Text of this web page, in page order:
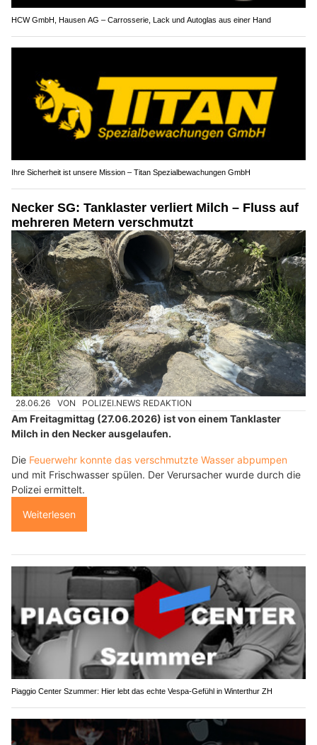
HCW GmbH, Hausen AG – Carrosserie, Lack und Autoglas aus einer Hand
Ihre Sicherheit ist unsere Mission – Titan Spezialbewachungen GmbH
Necker SG: Tanklaster verliert Milch – Fluss auf
mehreren Metern verschmutzt
28.06.26 VON POLIZEI.NEWS REDAKTION
Am Freitagmittag (27.06.2026) ist von einem Tanklaster
Milch in den Necker ausgelaufen.
Die Feuerwehr konnte das verschmutzte Wasser abpumpen
und mit Frischwasser spülen. Der Verursacher wurde durch die
Polizei ermittelt.
Weiterlesen
Piaggio Center Szummer: Hier lebt das echte Vespa-Gefühl in Winterthur ZH